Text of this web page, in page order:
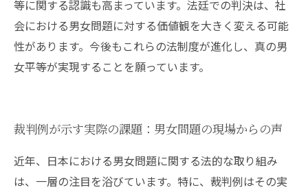
等に関する認識も高まっています。法廷での判決は、社
会における男女問題に対する価値観を大きく変える可能
性があります。今後もこれらの法制度が進化し、真の男
女平等が実現することを願っています。
裁判例が示す実際の課題：男女問題の現場からの声
近年、日本における男女問題に関する法的な取り組み
は、一層の注目を浴びています。特に、裁判例はその実